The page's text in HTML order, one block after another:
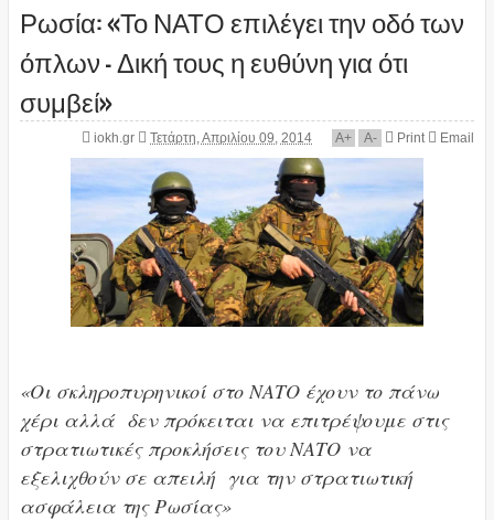
Ρωσία: «Το ΝΑΤΟ επιλέγει την οδό των
όπλων – Δική τους η ευθύνη για ότι
συμβεί»
iokh.gr Τετάρτη, Απριλίου 09, 2014 A+ A- Print Email
«Οι σκληροπυρηνικοί στο ΝΑΤΟ έχουν το πάνω
χέρι αλλά δεν πρόκειται να επιτρέψουμε στις
στρατιωτικές προκλήσεις του ΝΑΤΟ να
εξελιχθούν σε απειλή για την στρατιωτική
ασφάλεια της Ρωσίας»